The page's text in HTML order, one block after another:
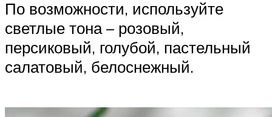
По возможности, используйте
светлые тона – розовый,
персиковый, голубой, пастельный
салатовый, белоснежный.